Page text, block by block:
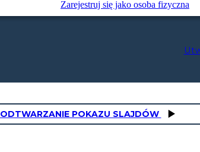
Zarejestruj się jako osoba fizyczna
ODTWARZANIE POKAZU SLAJDÓW